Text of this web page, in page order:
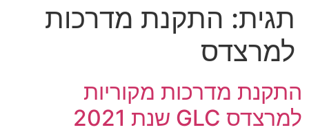
תגית: התקנת מדרכות
למרצדס
התקנת מדרכות מקוריות
למרצדס GLC שנת 2021